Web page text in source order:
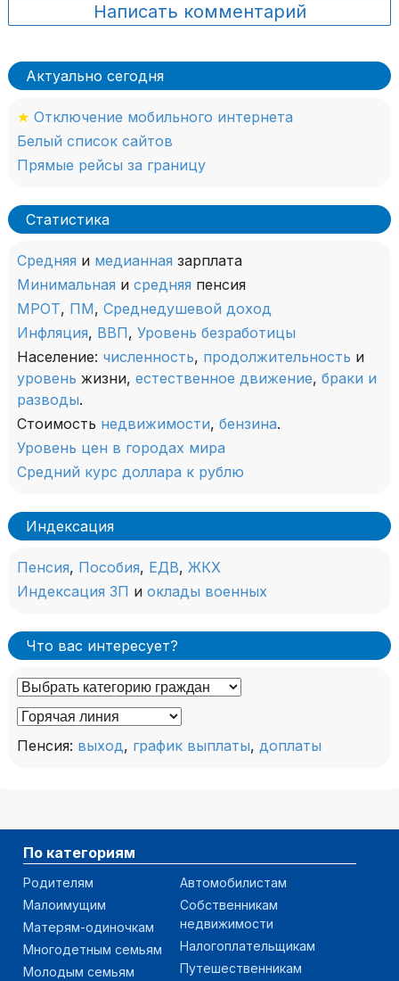
Написать комментарий
Актуально сегодня
★ Отключение мобильного интернета
Белый список сайтов
Прямые рейсы за границу
Статистика
Средняя и медианная зарплата
Минимальная и средняя пенсия
МРОТ, ПМ, Среднедушевой доход
Инфляция, ВВП, Уровень безработицы
Население: численность, продолжительность и
уровень жизни, естественное движение, браки и
разводы.
Стоимость недвижимости, бензина.
Уровень цен в городах мира
Средний курс доллара к рублю
Индексация
Пенсия, Пособия, ЕДВ, ЖКХ
Индексация ЗП и оклады военных
Что вас интересует?
Пенсия: выход, график выплаты, доплаты
По категориям
Родителям
Малоимущим
Матерям-одиночкам
Многодетным семьям
Молодым семьям
Автомобилистам
Собственникам
недвижимости
Налогоплательщикам
Путешественникам